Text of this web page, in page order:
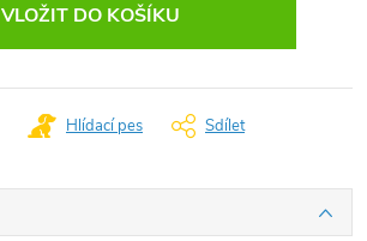
VLOŽIT DO KOŠÍKU
Hlídací pes Sdílet